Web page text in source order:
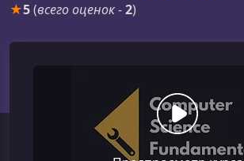
★5(всего оценок-2)